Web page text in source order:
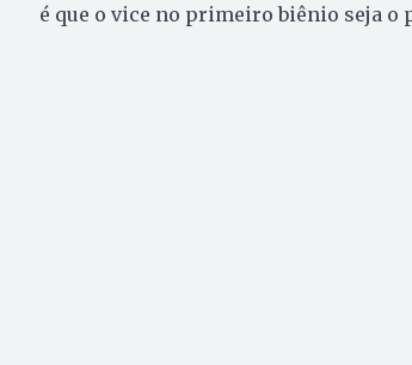
é que o vice no primeiro biênio seja o